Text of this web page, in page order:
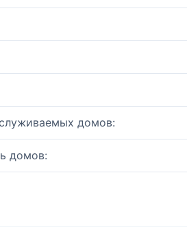
домов:
домов: